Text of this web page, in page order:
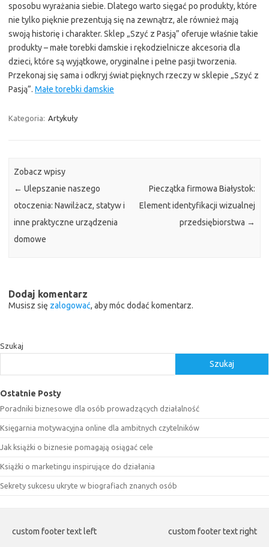
sposobu wyrażania siebie. Dlatego warto sięgać po produkty, które
nie tylko pięknie prezentują się na zewnątrz, ale również mają
swoją historię i charakter. Sklep „Szyć z Pasją” oferuje właśnie takie
produkty – małe torebki damskie i rękodzielnicze akcesoria dla
dzieci, które są wyjątkowe, oryginalne i pełne pasji tworzenia.
Przekonaj się sama i odkryj świat pięknych rzeczy w sklepie „Szyć z
Pasją”. Małe torebki damskie
Kategoria: Artykuły
Zobacz wpisy
← Ulepszanie naszego
otoczenia: Nawilżacz, statyw i
inne praktyczne urządzenia
domowe
Pieczątka firmowa Białystok:
Element identyfikacji wizualnej
przedsiębiorstwa →
Dodaj komentarz
Musisz się zalogować, aby móc dodać komentarz.
Szukaj
Szukaj
Ostatnie Posty
Poradniki biznesowe dla osób prowadzących działalność
Księgarnia motywacyjna online dla ambitnych czytelników
Jak książki o biznesie pomagają osiągać cele
Książki o marketingu inspirujące do działania
Sekrety sukcesu ukryte w biografiach znanych osób
custom footer text left custom footer text right